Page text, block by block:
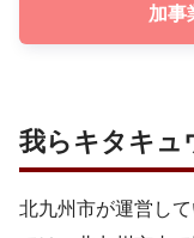
加事
我らキタキュ
北九州市が運営し